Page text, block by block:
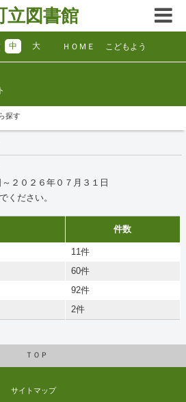
立図書館
中 大 ＨＯＭＥ こどもよう
探す
２０２６年０７月３１日
ください。
件数
11件
60件
92件
2件
ＴＯＰ
サイトマップ